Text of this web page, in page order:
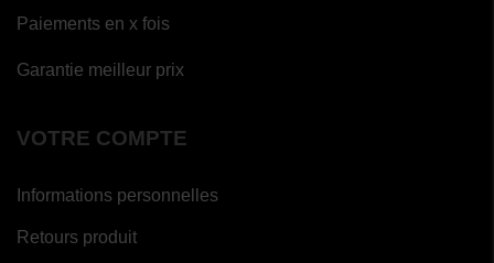
Paiements en x fois
Garantie meilleur prix
VOTRE COMPTE
Informations personnelles
Retours produit